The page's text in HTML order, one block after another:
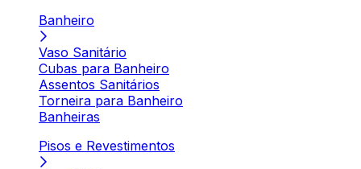
Banheiro
Vaso Sanitário
Cubas para Banheiro
Assentos Sanitários
Torneira para Banheiro
Banheiras
Pisos e Revestimentos